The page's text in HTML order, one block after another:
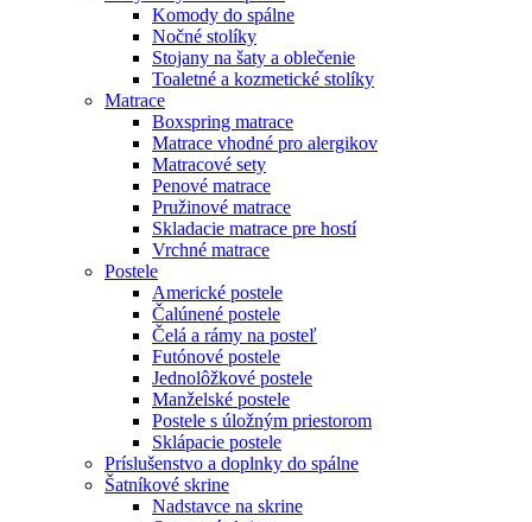
Komody do spálne
Nočné stolíky
Stojany na šaty a oblečenie
Toaletné a kozmetické stolíky
Matrace
Boxspring matrace
Matrace vhodné pro alergikov
Matracové sety
Penové matrace
Pružinové matrace
Skladacie matrace pre hostí
Vrchné matrace
Postele
Americké postele
Čalúnené postele
Čelá a rámy na posteľ
Futónové postele
Jednolôžkové postele
Manželské postele
Postele s úložným priestorom
Sklápacie postele
Príslušenstvo a doplnky do spálne
Šatníkové skrine
Nadstavce na skrine